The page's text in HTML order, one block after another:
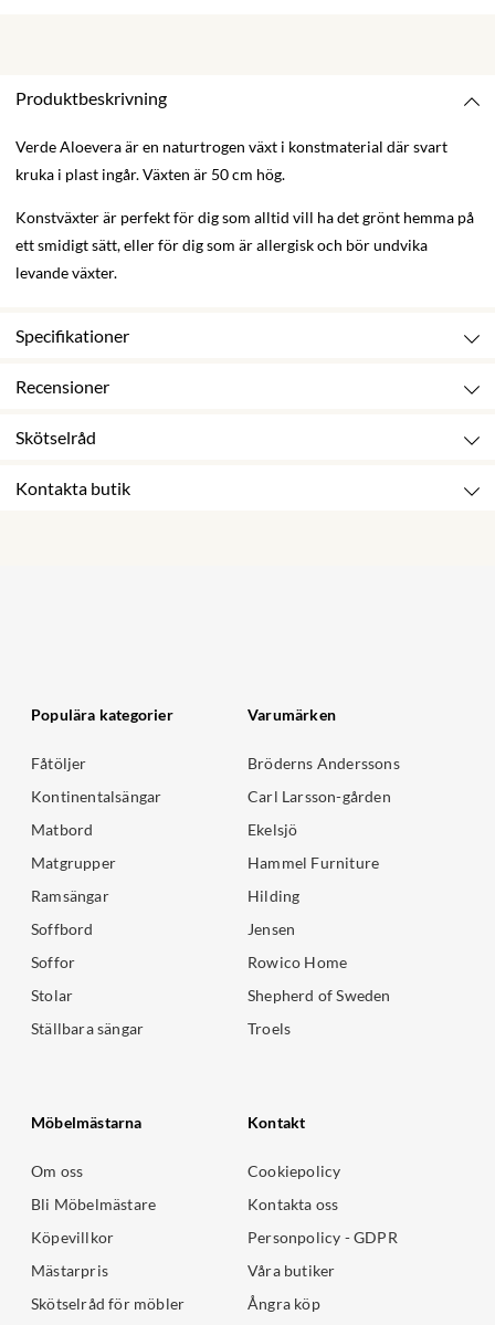
Produktbeskrivning
Verde Aloevera är en naturtrogen växt i konstmaterial där svart
kruka i plast ingår. Växten är 50 cm hög.
Konstväxter är perfekt för dig som alltid vill ha det grönt hemma på
ett smidigt sätt, eller för dig som är allergisk och bör undvika
levande växter.
Specifikationer
Recensioner
Skötselråd
Kontakta butik
Populära kategorier
Fåtöljer
Kontinentalsängar
Matbord
Matgrupper
Ramsängar
Soffbord
Soffor
Stolar
Ställbara sängar
Varumärken
Bröderns Anderssons
Carl Larsson-gården
Ekelsjö
Hammel Furniture
Hilding
Jensen
Rowico Home
Shepherd of Sweden
Troels
Möbelmästarna
Om oss
Bli Möbelmästare
Köpevillkor
Mästarpris
Skötselråd för möbler
Kontakt
Cookiepolicy
Kontakta oss
Personpolicy - GDPR
Våra butiker
Ångra köp